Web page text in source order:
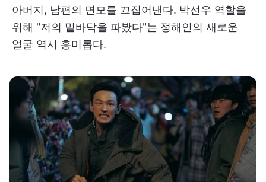
아버지, 남편의 면모를 끄집어낸다. 박선우 역할을
위해 "저의 밑바닥을 파봤다"는 정해인의 새로운
얼굴 역시 흥미롭다.